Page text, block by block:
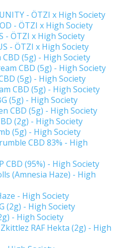
- ÖTZI x High Society
- ÖTZI x High Society
- ÖTZI x High Society
- ÖTZI x High Society
(5g) - High Society
CBD (5g) - High Society
(5g) - High Society
CBD (5g) - High Society
(5g) - High Society
CBD (5g) - High Society
(2g) - High Society
(5g) - High Society
CBD 83% - High
CBD (95%) - High Society
(Amnesia Haze) - High
- High Society
(2g) - High Society
- High Society
RAF Hekta (2g) - High